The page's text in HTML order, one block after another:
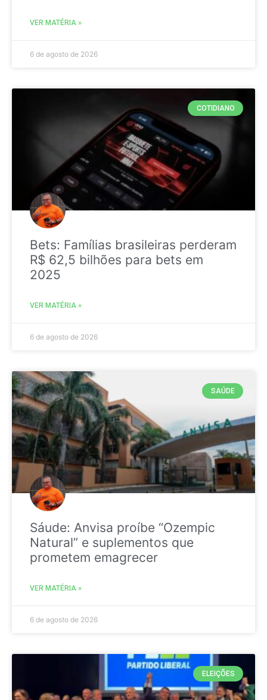
VER MATÉRIA »
6 de agosto de 2026
COTIDIANO
Bets: Famílias brasileiras perderam
R$ 62,5 bilhões para bets em
2025
VER MATÉRIA »
6 de agosto de 2026
SAÚDE
Sáude: Anvisa proíbe “Ozempic
Natural” e suplementos que
prometem emagrecer
VER MATÉRIA »
6 de agosto de 2026
ELEIÇÕES